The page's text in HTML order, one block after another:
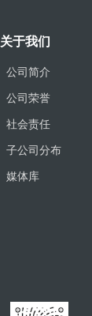
关于我们
公司简介
公司荣誉
社会责任
子公司分布
媒体库